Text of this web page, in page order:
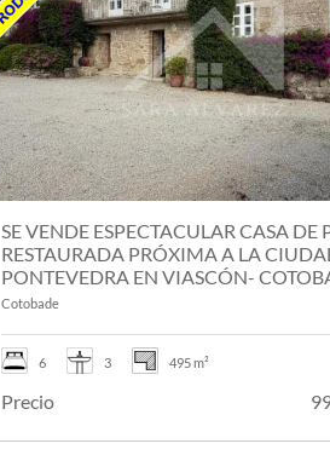
SE VENDE ESPECTACULAR CASA DE
RESTAURADA PRÓXIMA A LA
PONTEVEDRA EN VIASCÓN-
Cotobade
6 3 495 m²
Precio